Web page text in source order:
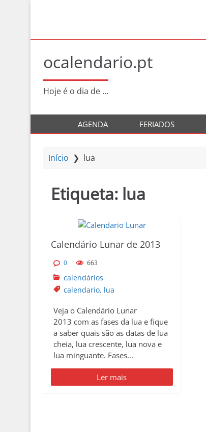
t
a
ocalendario.pt
Hoje é o dia de …
AGENDA FERIADOS
Início ❯ lua
Etiqueta: lua
Calendário Lunar de 2013
0 663
calendários
calendario, lua
Veja o Calendário Lunar
2013 com as fases da lua e fique
a saber quais são as datas de lua
cheia, lua crescente, lua nova e
lua minguante. Fases...
Ler mais